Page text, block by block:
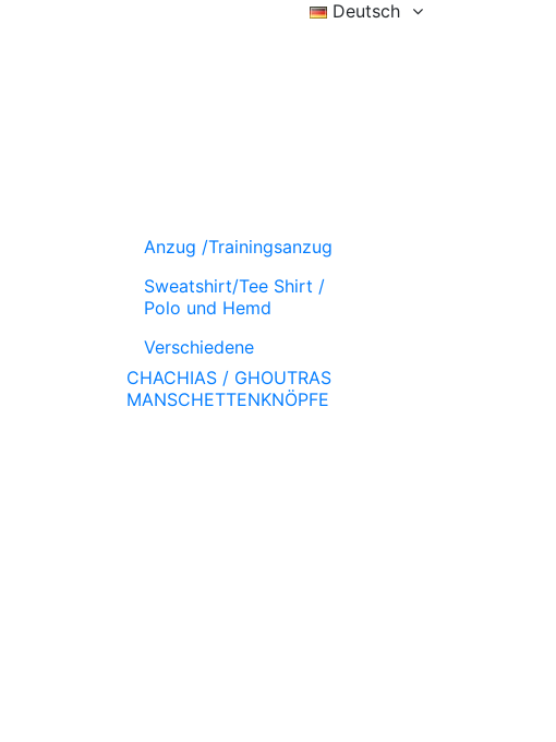
Deutsch
Anzug /Trainingsanzug
Sweatshirt/Tee Shirt /
Polo und Hemd
Verschiedene
CHACHIAS / GHOUTRAS
MANSCHETTENKNÖPFE